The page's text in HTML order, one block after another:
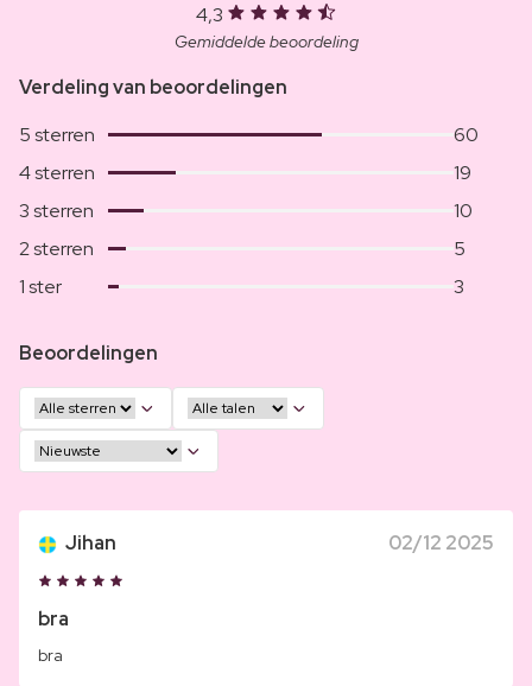
4,3
Gemiddelde beoordeling
Verdeling van beoordelingen
5 sterren
60
4 sterren
19
3 sterren
10
2 sterren
5
1 ster
3
Beoordelingen
Jihan 02/12 2025
bra
bra